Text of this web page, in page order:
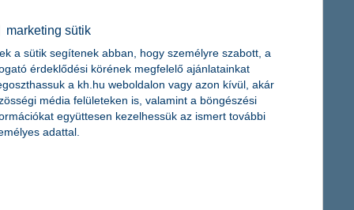
miatt azonban egyre kevésbé tudnak támaszkodni a
váratlan viharok, árvizek és egyéb természeti katasztrófák.
marketing sütik
a sütik segítenek abban, hogy személyre szabott, a
érdeklődési körének megfelelő ajánlatainkat
a kh.hu weboldalon vagy azon kívül, akár
média felületeken is, valamint a böngészési
együttesen kezelhessük az ismert további
adattal.